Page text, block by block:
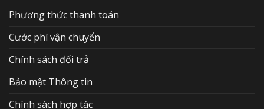
Phương thức thanh toán
Cước phí vận chuyển
Chính sách đổi trả
Bảo mật Thông tin
Chính sách hợp tác